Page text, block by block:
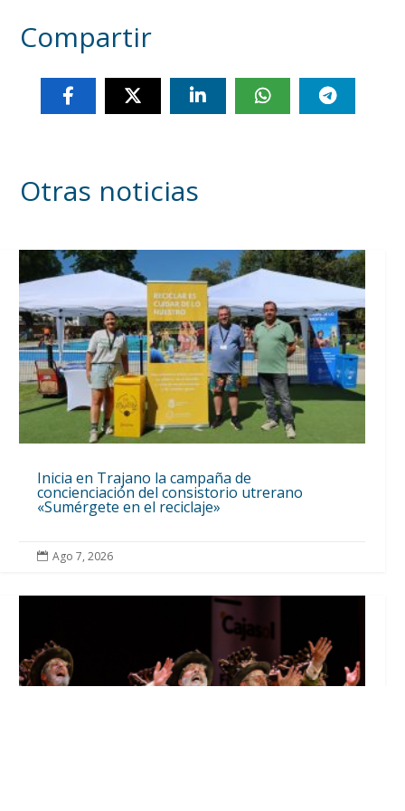
Compartir
Otras noticias
Inicia en Trajano la campaña de
concienciación del consistorio utrerano
«Sumérgete en el reciclaje»
 Ago 7, 2026